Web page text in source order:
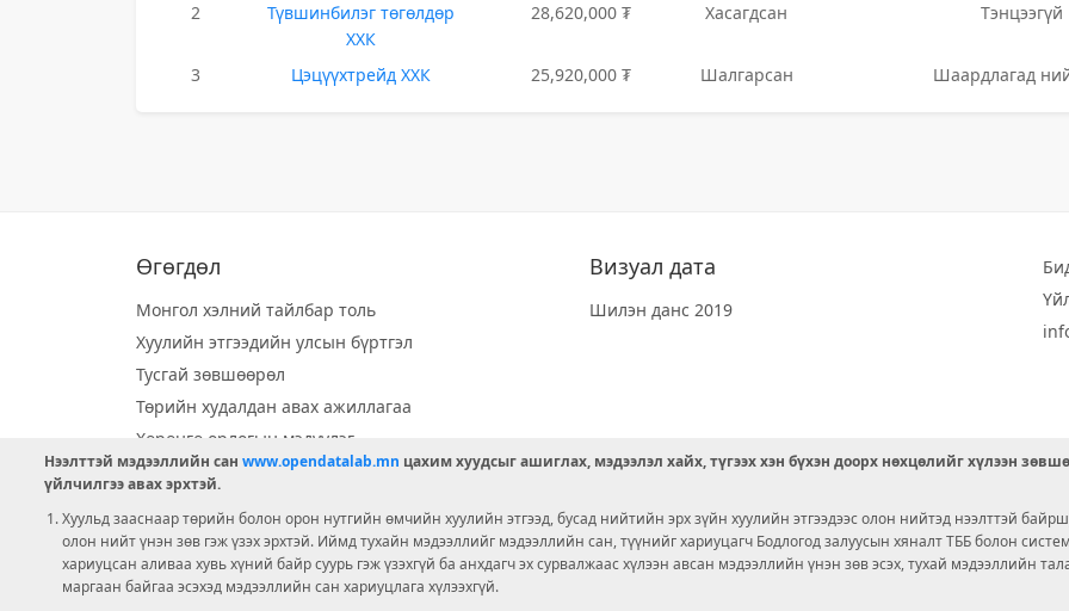
2
Түвшинбилэг төгөлдөр
ХХК
28,620,000 ₮ Хасагдсан Тэнцээгүй
3 Цэцүүхтрейд ХХК 25,920,000 ₮ Шалгарсан Шаардлагад
Өгөгдөл
Монгол хэлний тайлбар толь
Хуулийн этгээдийн улсын бүртгэл
Тусгай зөвшөөрөл
Төрийн худалдан авах ажиллагаа
Хөрөнгө орлогын мэдүүлэг
Орон нутгийн хөгжлийн сан
Ээлжит сонгууль
Ашигт малтмал тусгай зөвшөөрөл
Визуал дата
Шилэн данс 2019
Нээлттэй мэдээллийн сан www.opendatalab.mn цахим хуудсыг ашиглах, мэдээлэл хайх, түгээх хэн бүхэн доорх нөхцөлийг хүлээн
үйлчилгээ авах эрхтэй.
Хуульд зааснаар төрийн болон орон нутгийн өмчийн хуулийн этгээд, бусад нийтийн эрх зүйн хуулийн этгээдээс олон нийтэд нээлттэй
олон нийт үнэн зөв гэж үзэх эрхтэй. Иймд тухайн мэдээллийг мэдээллийн сан, түүнийг хариуцагч Бодлогод залуусын хяналт ТББ болон
хариуцсан аливаа хувь хүний байр суурь гэж үзэхгүй ба анхдагч эх сурвалжаас хүлээн авсан мэдээллийн үнэн зөв эсэх, тухай мэдээллийн
маргаан байгаа эсэхэд мэдээллийн сан хариуцлага хүлээхгүй.